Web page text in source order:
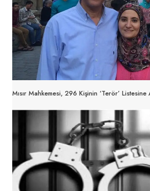
Mısır Mahkemesi, 296 Kişinin ‘Terör’ Listesine